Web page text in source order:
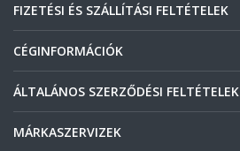
FIZETÉSI ÉS SZÁLLÍTÁSI FELTÉTELEK
CÉGINFORMÁCIÓK
ÁLTALÁNOS SZERZŐDÉSI FELTÉTELEK
MÁRKASZERVIZEK